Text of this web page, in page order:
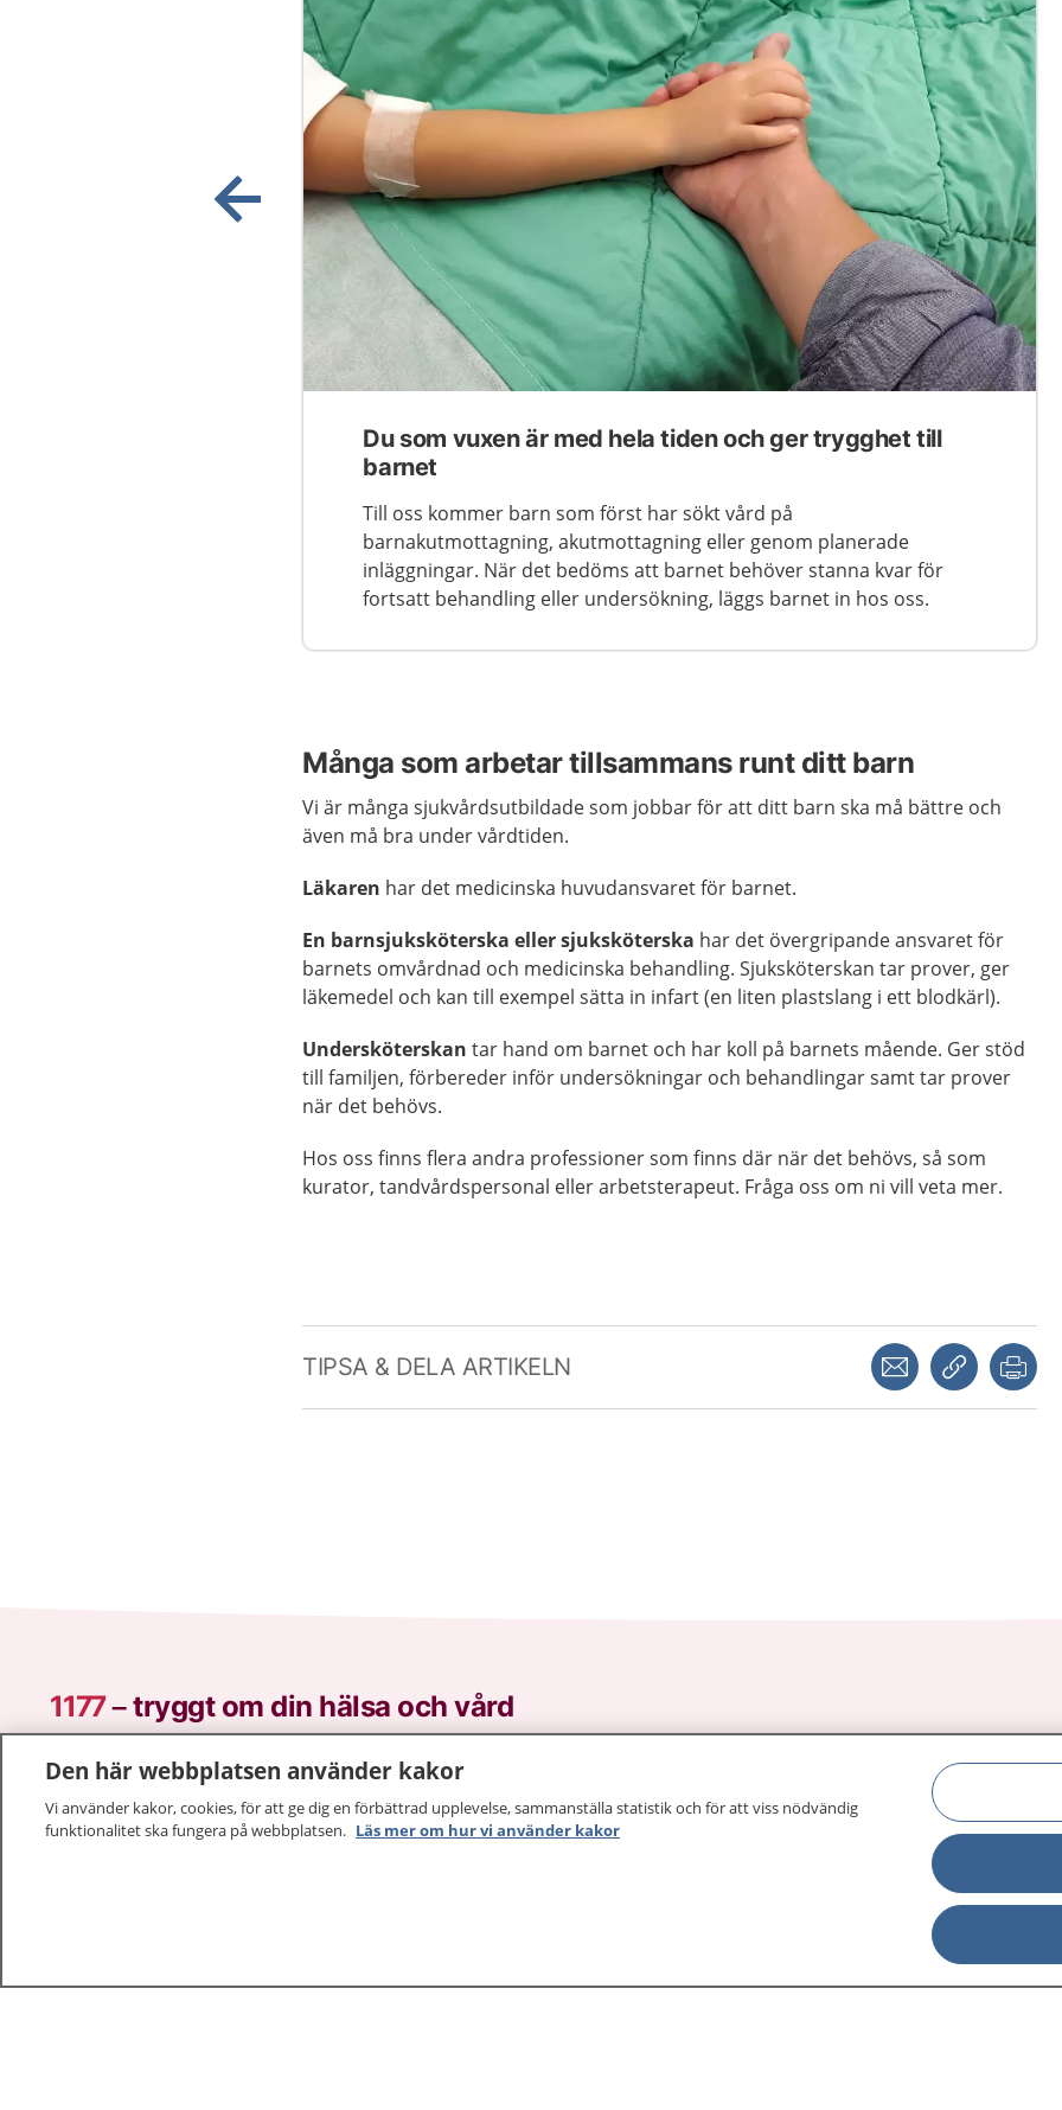
Du som vuxen är med hela tiden och ger trygghet till
barnet
Till oss kommer barn som först har sökt vård på
barnakutmottagning, akutmottagning eller genom planerade
inläggningar. När det bedöms att barnet behöver stanna kvar för
fortsatt behandling eller undersökning, läggs barnet in hos oss.
Många som arbetar tillsammans runt ditt barn
Vi är många sjukvårdsutbildade som jobbar för att ditt barn ska må bättre och
även må bra under vårdtiden.
Läkaren har det medicinska huvudansvaret för barnet.
En barnsjuksköterska eller sjuksköterska har det övergripande ansvaret för
barnets omvårdnad och medicinska behandling. Sjuksköterskan tar prover, ger
läkemedel och kan till exempel sätta in infart (en liten plastslang i ett blodkärl).
Undersköterskan tar hand om barnet och har koll på barnets mående. Ger stöd
till familjen, förbereder inför undersökningar och behandlingar samt tar prover
när det behövs.
Hos oss finns flera andra professioner som finns där när det behövs, så som
kurator, tandvårdspersonal eller arbetsterapeut. Fråga oss om ni vill veta mer.
TIPSA & DELA ARTIKELN Dela via mejlKopiera länk
1177–tryggt om din hälsa och vård
På 1177.se får du råd om hälsa och information om sjukdomar och
vilka mottagningar du kan kontakta. Logga in för att läsa din journal
och göra dina vårdärenden. Ring telefonnummer 1177 för
sjukvårdsrådgivning dygnet runt.
Other languages
Lättläst svenska
Den här webbplatsen använder kakor
Vi använder kakor, cookies, för att ge dig en förbättrad upplevelse, sammanställa statistik och för att viss nödvändig
funktionalitet ska fungera på webbplatsen. Läs mer om hur vi använder kakor